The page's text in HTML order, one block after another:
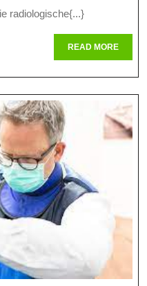
Für
Optimale
radiologische{...}
READ MOREREAD
MORE